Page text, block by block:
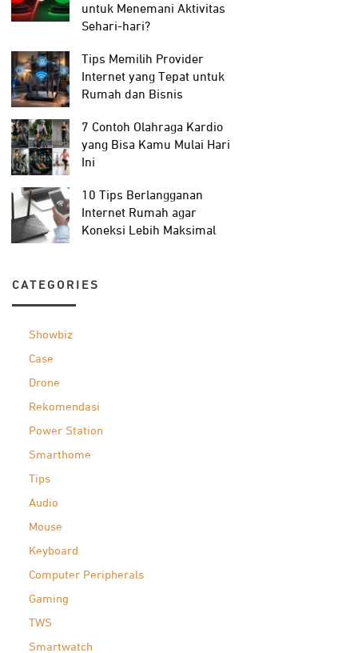
untuk Menemani Aktivitas
Sehari-hari?
Tips Memilih Provider
Internet yang Tepat untuk
Rumah dan Bisnis
7 Contoh Olahraga Kardio
yang Bisa Kamu Mulai Hari
Ini
10 Tips Berlangganan
Internet Rumah agar
Koneksi Lebih Maksimal
CATEGORIES
Showbiz
Case
Drone
Rekomendasi
Power Station
Smarthome
Tips
Audio
Mouse
Keyboard
Computer Peripherals
Gaming
TWS
Smartwatch